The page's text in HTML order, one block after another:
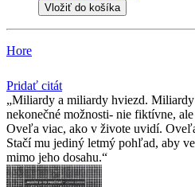
Vložiť do košíka
Hore
Pridať citát
Miliardy a miliardy hviezd.
nekonečné možnosti- nie fiktívne,
Oveľa viac, ako v živote uvidí.
Stačí mu jediný letmý pohľad, aby
mimo jeho dosahu.